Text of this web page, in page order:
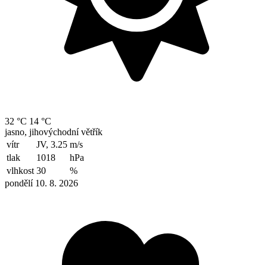
32 °C 14 °C
jasno, jihovýchodní větřík
vítr
JV, 3.25 m/s
tlak
1018
hPa
vlhkost 30
%
pondělí 10. 8. 2026